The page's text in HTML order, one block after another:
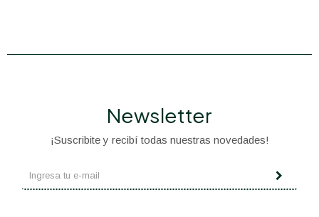
Newsletter
¡Suscribite y recibí todas nuestras novedades!